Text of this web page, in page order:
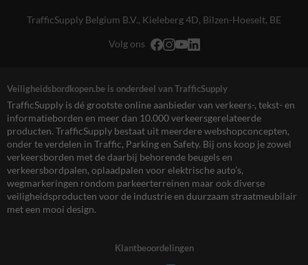
TrafficSupply Belgium B.V., Kieleberg 4D, Bilzen-Hoeselt, BE
Volg ons
Veiligheidsbordkopen.be is onderdeel van TrafficSupply
TrafficSupply is dé grootste online aanbieder van verkeers-, tekst- en
informatieborden en meer dan 10.000 verkeersgerelateerde
producten. TrafficSupply bestaat uit meerdere webshopconcepten,
onder te verdelen in Traffic, Parking en Safety. Bij ons koop je zowel
verkeersborden met de daarbij behorende beugels en
verkeersbordpalen, oplaadpalen voor elektrische auto’s,
wegmarkeringen rondom parkeerterreinen maar ook diverse
veiligheidsproducten voor de industrie en duurzaam straatmeubilair
met een mooi design.
Klantbeoordelingen